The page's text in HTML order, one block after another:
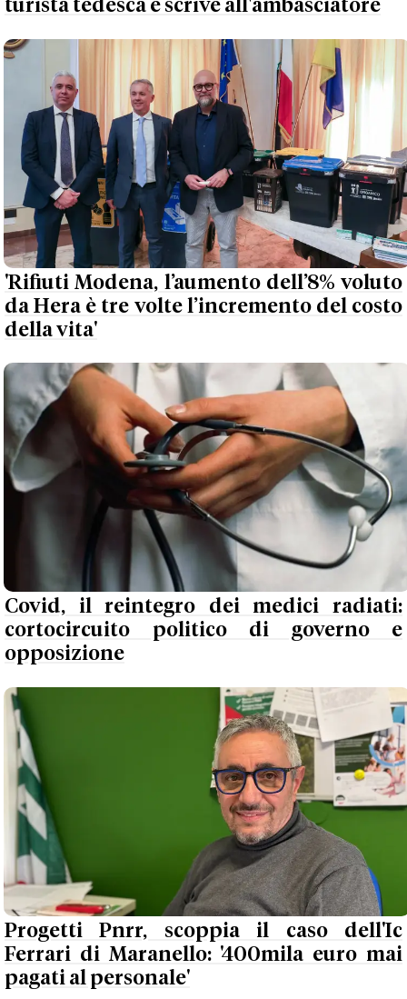
turista tedesca e scrive all'ambasciatore
'Rifiuti Modena, l’aumento dell’8% voluto
da Hera è tre volte l’incremento del costo
della vita'
Covid, il reintegro dei medici radiati:
cortocircuito politico di governo e
opposizione
Progetti Pnrr, scoppia il caso dell'Ic
Ferrari di Maranello: '400mila euro mai
pagati al personale'